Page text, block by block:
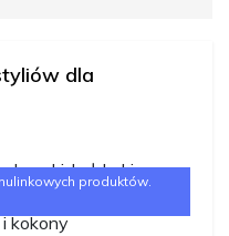
dla
produktów.
kocyki, kołderki,
rożki
kokony